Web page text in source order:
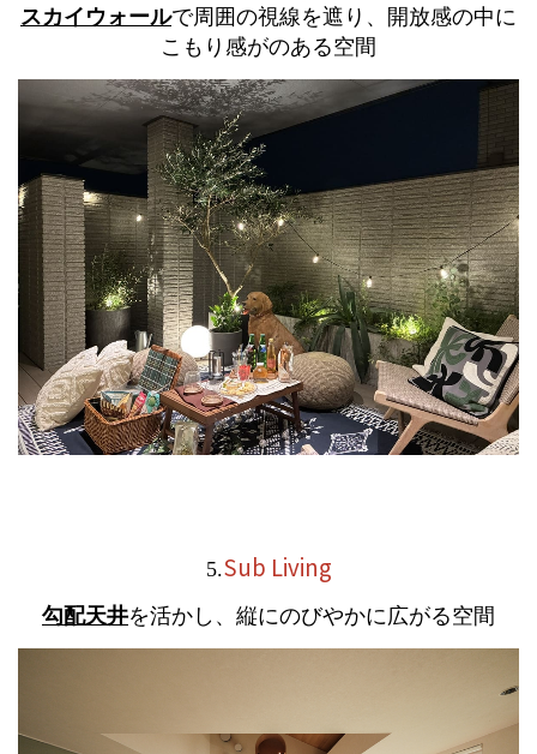
スカイウォールで周囲の視線を遮り、開放感の中に
こもり感がのある空間
5.Sub Living
勾配天井を活かし、縦にのびやかに広がる空間